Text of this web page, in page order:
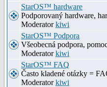
StarOS™ hardware
Podporovaný hardware,
Moderatorkiwi
StarOS™ Podpora
Všeobecná podpora,
Moderatorkiwi
StarOS™ FAQ
Často kladené otázky =
Moderatorkiwi